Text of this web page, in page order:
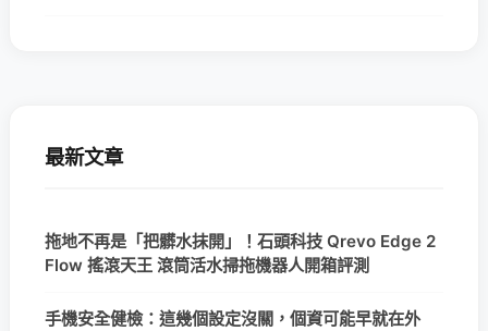
最新文章
拖地不再是「把髒水抹開」！石頭科技 Qrevo Edge 2
Flow 搖滾天王 滾筒活水掃拖機器人開箱評測
手機安全健檢：這幾個設定沒關，個資可能早就在外